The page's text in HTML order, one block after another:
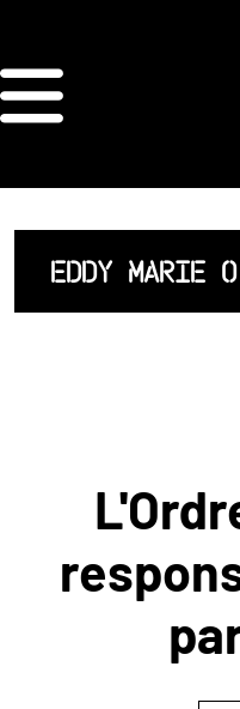
ORDRE DES
ACCUEIL
LISTE
ANNEXE
EDDY MARIE